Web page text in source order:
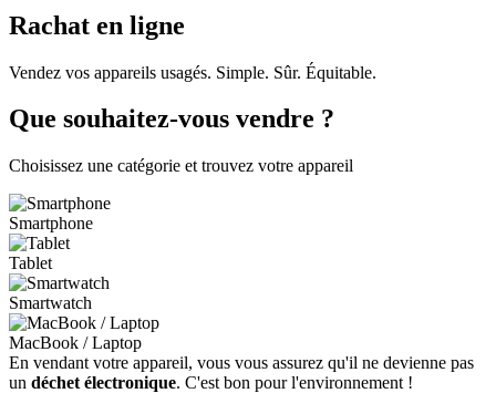
Rachat en ligne
Vendez vos appareils usagés. Simple. Sûr. Équitable.
Que souhaitez-vous vendre ?
Choisissez une catégorie et trouvez votre appareil
Smartphone
Tablet
Smartwatch
MacBook / Laptop
En vendant votre appareil, vous vous assurez qu'il ne devienne pas
un déchet électronique. C'est bon pour l'environnement !